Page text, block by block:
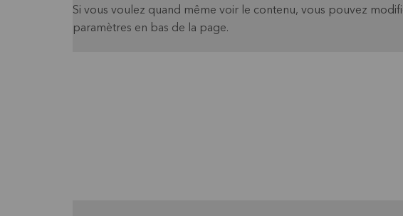
Si vous voulez quand même voir le contenu, vous pouvez
paramètres en bas de la page.